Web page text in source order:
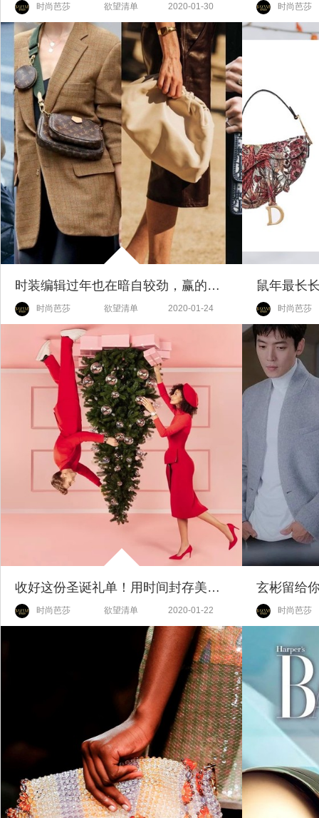
时尚芭莎 欲望清单 2020-01-30 时尚芭莎
时装编辑过年也在暗自较劲，赢的人全靠一只包？
时尚芭莎 欲望清单 2020-01-24 时尚芭莎
收好这份圣诞礼单！用时间封存美好时刻
时尚芭莎 欲望清单 2020-01-22 时尚芭莎